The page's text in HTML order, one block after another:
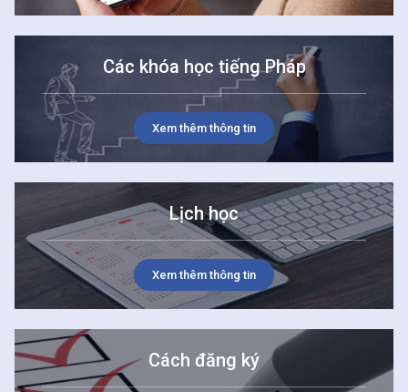
Các khóa học tiếng Pháp
Xem thêm thông tin
Lịch học
Xem thêm thông tin
Cách đăng ký